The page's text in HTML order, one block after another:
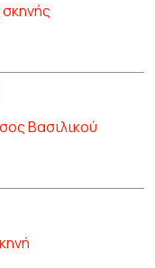
Βασιλικού